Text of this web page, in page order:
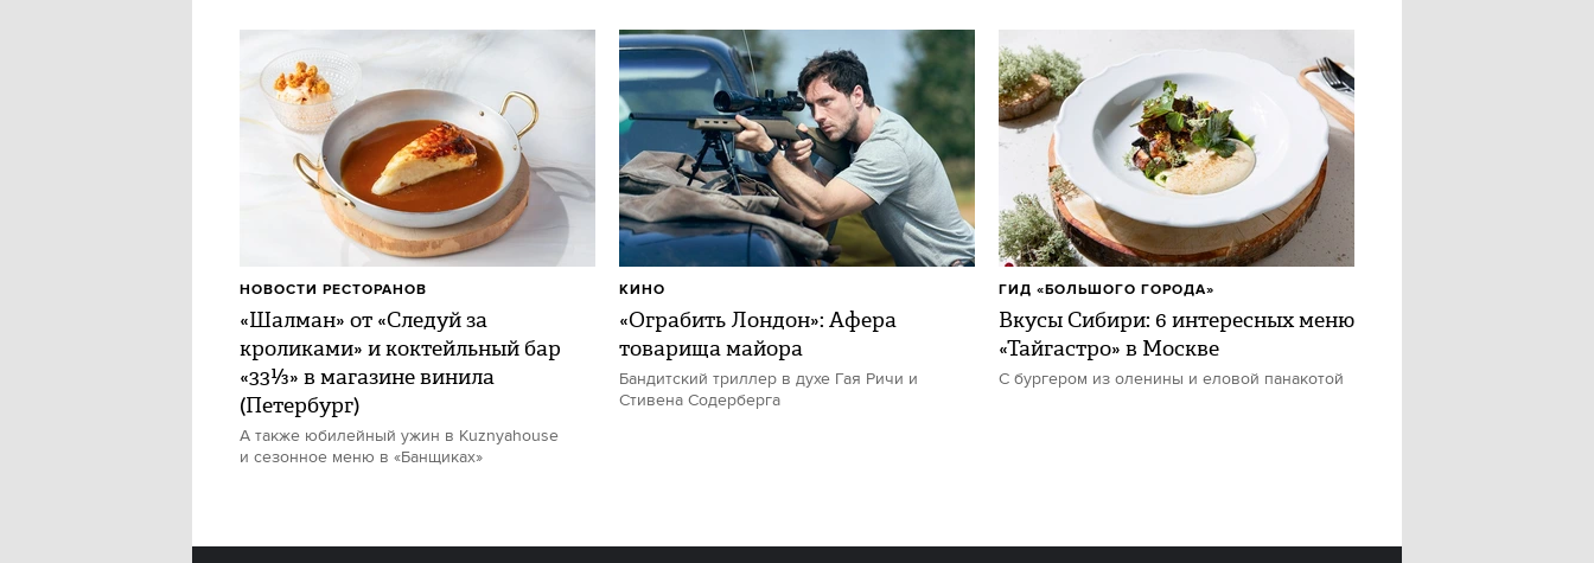
«Шалман» от «Следуй за
кроликами» и коктейльный бар
«33⅓» в магазине винила
(Петербург)
А также юбилейный ужин в Kuznyahouse
и сезонное меню в «Банщиках»
НОВОСТИ РЕСТОРАНОВ
«Ограбить Лондон»: Афера
товарища майора
Бандитский триллер в духе Гая Ричи и
Стивена Содерберга
КИНО
Вкусы Сибири: 6 интересных меню
«Тайгастро» в Москве
С бургером из оленины и еловой панакотой
ГИД «БОЛЬШОГО ГОРОДА»